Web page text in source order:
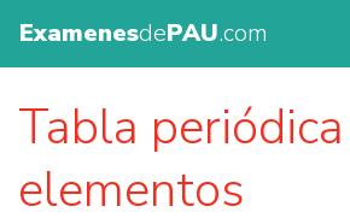
ExamenesdePAU.com
Tabla
elementos